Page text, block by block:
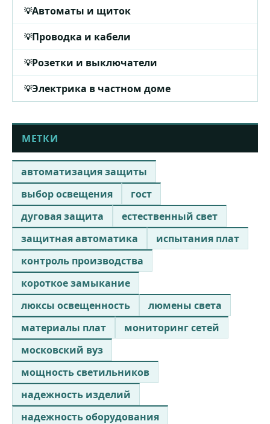
Автоматы и щиток
Проводка и кабели
Розетки и выключатели
Электрика в частном доме
МЕТКИ
автоматизация защиты
выбор освещения
гост
дуговая защита
естественный свет
защитная автоматика
испытания плат
контроль производства
короткое замыкание
люксы освещенность
люмены света
материалы плат
мониторинг сетей
московский вуз
мощность светильников
надежность изделий
надежность оборудования